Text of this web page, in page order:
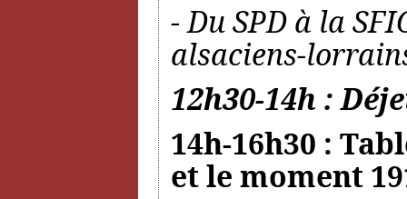
- Du SPD à la
alsaciens-
12h30-14h :
14h-16h30 :
et le moment